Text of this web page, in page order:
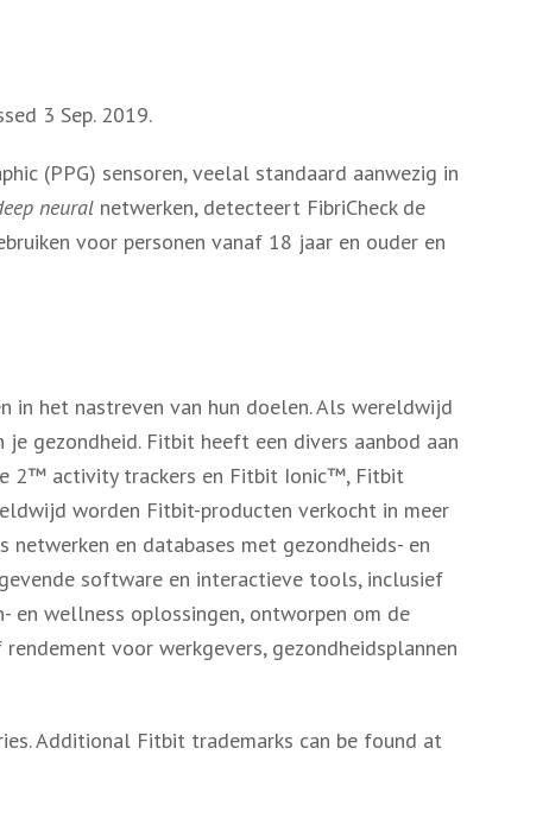
3 Sep. 2019.
(PPG) sensoren, veelal standaard aanwezig in
neural netwerken, detecteert FibriCheck de
voor personen vanaf 18 jaar en ouder en
in het nastreven van hun doelen. Als wereldwijd
gezondheid. Fitbit heeft een divers aanbod aan
2™ activity trackers en Fitbit Ionic™, Fitbit
worden Fitbit-producten verkocht in meer
en databases met gezondheids- en
software en interactieve tools, inclusief
wellness oplossingen, ontworpen om de
voor werkgevers, gezondheidsplannen
Additional Fitbit trademarks can be found at